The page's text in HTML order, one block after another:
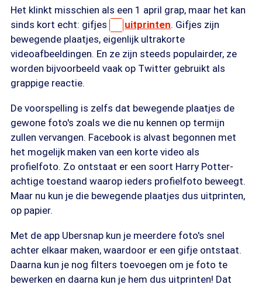
Het klinkt misschien als een 1 april grap, maar het kan
sinds kort echt: gifjes
uitprinten. Gifjes zijn
bewegende plaatjes, eigenlijk ultrakorte
videoafbeeldingen. En ze zijn steeds populairder, ze
worden bijvoorbeeld vaak op Twitter gebruikt als
grappige reactie.
De voorspelling is zelfs dat bewegende plaatjes de
gewone foto's zoals we die nu kennen op termijn
zullen vervangen. Facebook is alvast begonnen met
het mogelijk maken van een korte video als
profielfoto. Zo ontstaat er een soort Harry Potter-
achtige toestand waarop ieders profielfoto beweegt.
Maar nu kun je die bewegende plaatjes dus uitprinten,
op papier.
Met de app Ubersnap kun je meerdere foto's snel
achter elkaar maken, waardoor er een gifje ontstaat.
Daarna kun je nog filters toevoegen om je foto te
bewerken en daarna kun je hem dus uitprinten! Dat